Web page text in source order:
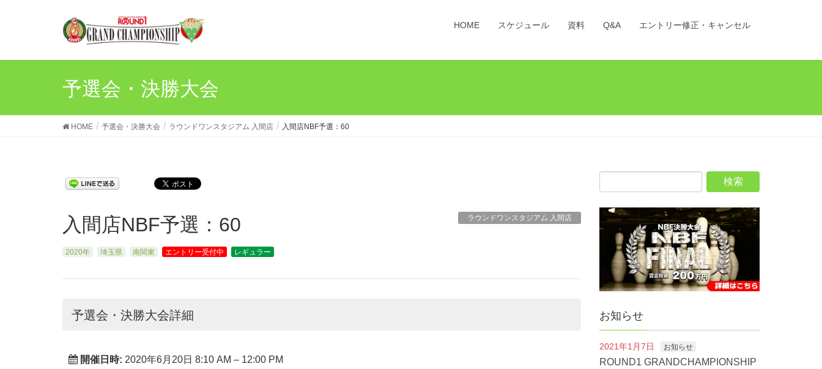
HOME スケジュール 資料 Q&A エントリー修正・キャンセル
予選会・決勝大会
HOME 予選会・決勝大会 ラウンドワンスタジアム 入間店 入間店NBF予選：60
ラウンドワンスタジアム 入間店
入間店NBF予選：60
2020年 埼玉県 南関東 エントリー受付中 レギュラー
予選会・決勝大会詳細
開催日時: 2020年6月20日 8:10 AM – 12:00 PM
お知らせ
2021年1月7日 お知らせ
ROUND1 GRANDCHAMPIONSHIP